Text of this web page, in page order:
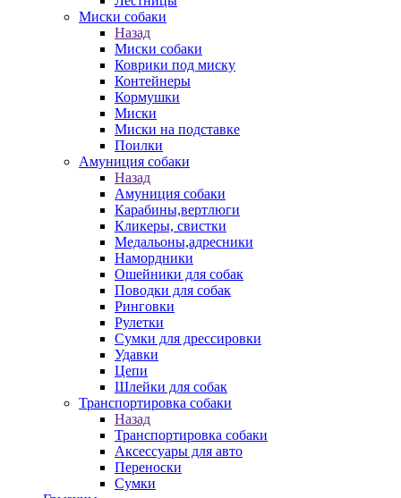
Миски собаки
Назад
Миски собаки
Коврики под миску
Контейнеры
Кормушки
Миски
Миски на подставке
Поилки
Амуниция собаки
Назад
Амуниция собаки
Карабины,вертлюги
Кликеры, свистки
Медальоны,адресники
Намордники
Ошейники для собак
Поводки для собак
Ринговки
Рулетки
Сумки для дрессировки
Удавки
Цепи
Шлейки для собак
Транспортировка собаки
Назад
Транспортировка собаки
Аксессуары для авто
Переноски
Сумки